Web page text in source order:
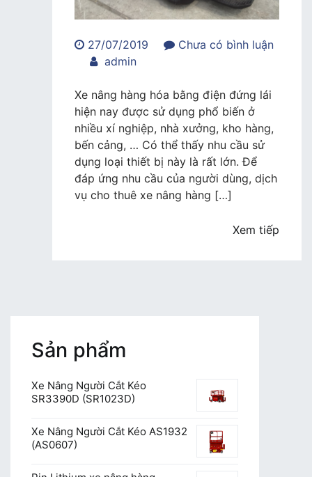
27/07/2019
Chưa có bình luận
trong
vụ
cho
thuê
xe
nâng
hàng
điện
admin
Xe nâng hàng hóa bằng điện đứng lái
hiện nay được sử dụng phổ biến ở
nhiều xí nghiệp, nhà xưởng, kho hàng,
bến cảng, … Có thể thấy nhu cầu sử
dụng loại thiết bị này là rất lớn. Để
đáp ứng nhu cầu của người dùng, dịch
vụ cho thuê xe nâng hàng […]
Xem tiếp
Sản phẩm
Xe Nâng Người Cắt Kéo
SR3390D (SR1023D)
Xe Nâng Người Cắt Kéo AS1932
(AS0607)